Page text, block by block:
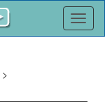
>